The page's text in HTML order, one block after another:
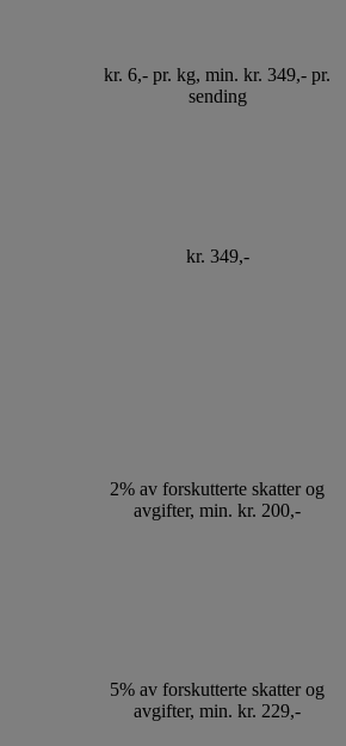
kr. 6,- pr. kg, min. kr. 349,- pr.
sending
kr. 349,-
2% av forskutterte skatter og
avgifter, min. kr. 200,-
5% av forskutterte skatter og
avgifter, min. kr. 229,-